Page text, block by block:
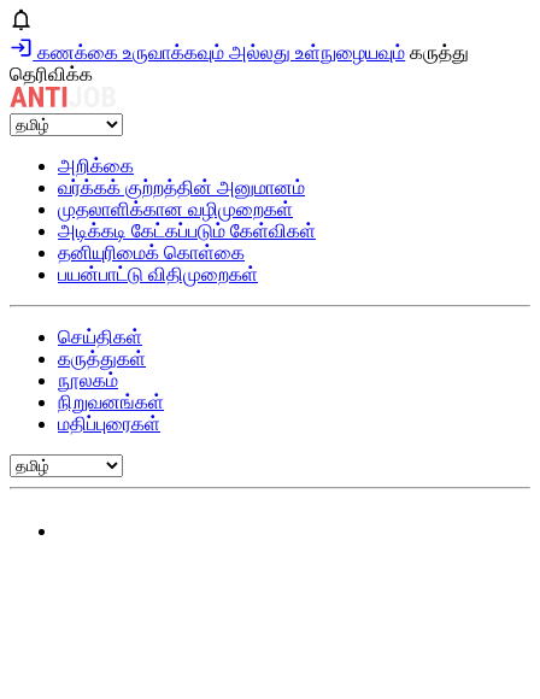
கணக்கை உருவாக்கவும் அல்லது உள்நுழையவும் கருத்து
தெரிவிக்க
அறிக்கை
வர்க்கக் குற்றத்தின் அனுமானம்
முதலாளிக்கான வழிமுறைகள்
அடிக்கடி கேட்கப்படும் கேள்விகள்
தனியுரிமைக் கொள்கை
பயன்பாட்டு விதிமுறைகள்
செய்திகள்
கருத்துகள்
நூலகம்
நிறுவனங்கள்
மதிப்புரைகள்